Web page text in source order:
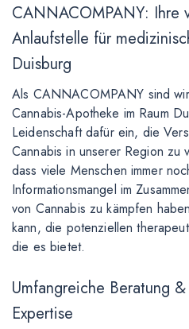
CANNACOMPANY: Ihre
Anlaufstelle für
Duisburg
Als CANNACOMPANY sind
Cannabis-Apotheke im Raum
Leidenschaft dafür ein, die
Cannabis in unserer Region zu
dass viele Menschen immer
Informationsmangel im
von Cannabis zu kämpfen
kann, die potenziellen
die es bietet.
Umfangreiche Beratung
Expertise